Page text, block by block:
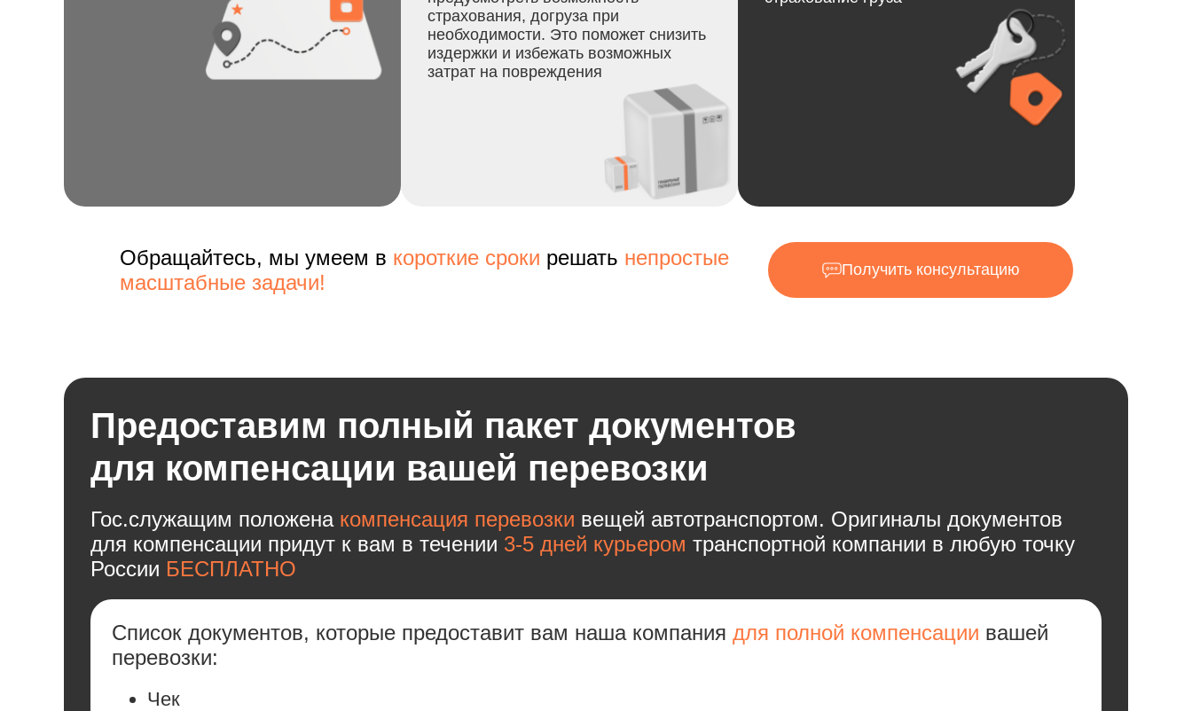
страхования, догруза при
необходимости. Это поможет снизить
издержки и избежать возможных
затрат на повреждения
Обращайтесь, мы умеем в короткие сроки решать непростые
масштабные задачи!
Получить консультацию
Предоставим полный пакет документов
для компенсации вашей перевозки
Гос.служащим положена компенсация перевозки вещей автотранспортом. Оригиналы документов
для компенсации придут к вам в течении 3-5 дней курьером транспортной компании в любую точку
России БЕСПЛАТНО
Список документов, которые предоставит вам наша компания для полной компенсации вашей
перевозки:
Чек